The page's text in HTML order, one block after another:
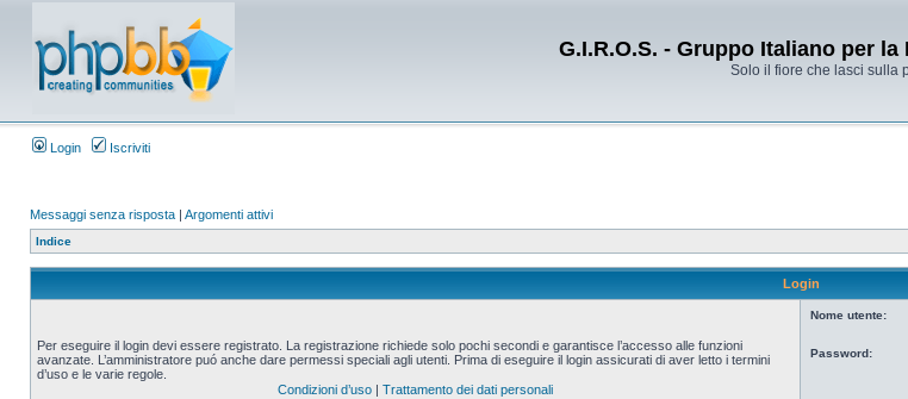
G.I.R.O.S. - Gruppo Italiano per
Solo il fiore che lasci sulla
Login Iscriviti
Messaggi senza risposta | Argomenti attivi
Indice
Login
Per eseguire il login devi essere registrato. La registrazione richiede solo pochi secondi e garantisce l’accesso alle funzioni
avanzate. L’amministratore puó anche dare permessi speciali agli utenti. Prima di eseguire il login assicurati di aver letto i termini
d’uso e le varie regole.
Condizioni d’uso | Trattamento dei dati personali
Nome utente:
Password: